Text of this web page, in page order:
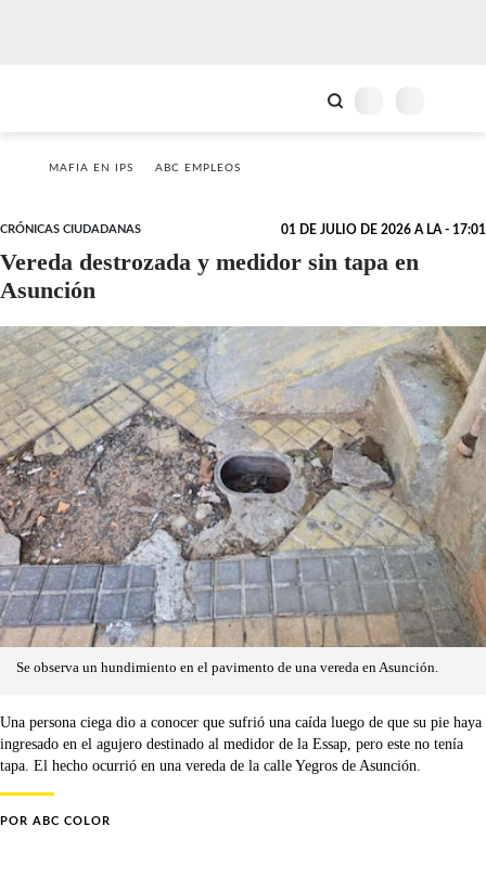
MAFIA EN IPS ABC EMPLEOS
CRÓNICAS CIUDADANAS 01 DE JULIO DE 2026 A LA - 17:01
Vereda destrozada y medidor sin tapa en
Asunción
Se observa un hundimiento en el pavimento de una vereda en Asunción.
Una persona ciega dio a conocer que sufrió una caída luego de que su pie haya
ingresado en el agujero destinado al medidor de la Essap, pero este no tenía
tapa. El hecho ocurrió en una vereda de la calle Yegros de Asunción.
POR ABC COLOR